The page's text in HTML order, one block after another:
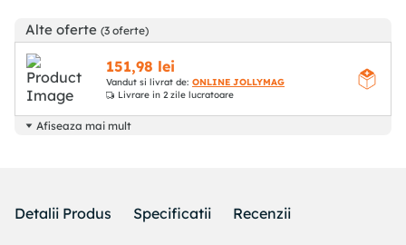
Alte oferte (3 oferte)
151,98 lei
Vandut si livrat de: ONLINE JOLLYMAG
Livrare in 2 zile lucratoare
Afiseaza mai mult
Detalii Produs Specificatii Recenzii